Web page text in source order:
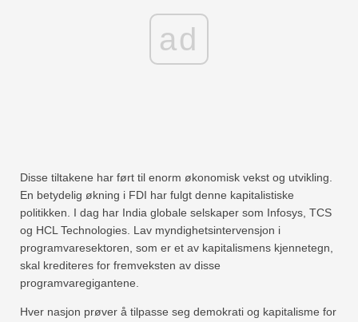
ad
Disse tiltakene har ført til enorm økonomisk vekst og utvikling.
En betydelig økning i FDI har fulgt denne kapitalistiske
politikken. I dag har India globale selskaper som Infosys, TCS
og HCL Technologies. Lav myndighetsintervensjon i
programvaresektoren, som er et av kapitalismens kjennetegn,
skal krediteres for fremveksten av disse
programvaregigantene.
Hver nasjon prøver å tilpasse seg demokrati og kapitalisme for